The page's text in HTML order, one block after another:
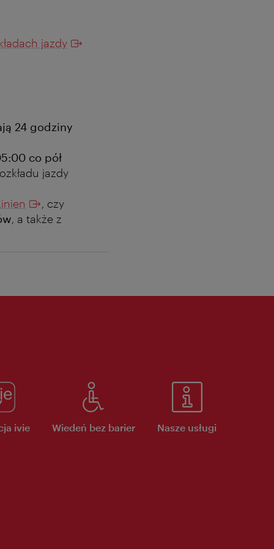
jazdy
24 godziny
co pół
jazdy
, czy
, a także z
ivie Wiedeń bez barier Nasze usługi